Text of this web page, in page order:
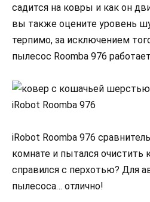
садится на ковры и как он
вы также оцените уровень
терпимо, за исключением
пылесос Roomba 976
iRobot Roomba 976
комнате и пытался очистить
справился с перхотью? Для
пылесоса… отлично!